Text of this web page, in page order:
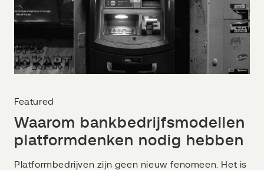
Featured
Waarom bankbedrijfsmodellen
platformdenken nodig hebben
Platformbedrijven zijn geen nieuw fenomeen. Het is